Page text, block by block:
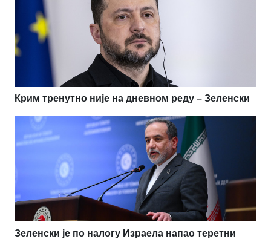
Крим тренутно није на дневном реду – Зеленски
Зеленски је по налогу Израела напао теретни